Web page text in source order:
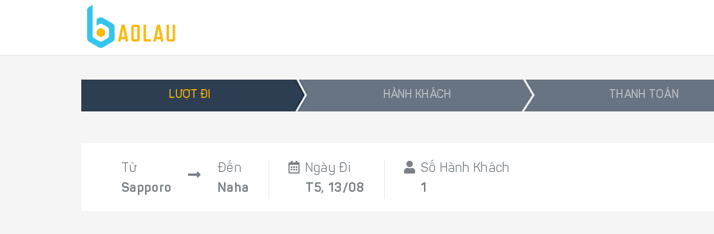
LƯỢT ĐI HÀNH KHÁCH THANH TOÁN
Từ
Sapporo
Đến
Naha
Ngày Đi
T5, 13/08
Số Hành Khách
1